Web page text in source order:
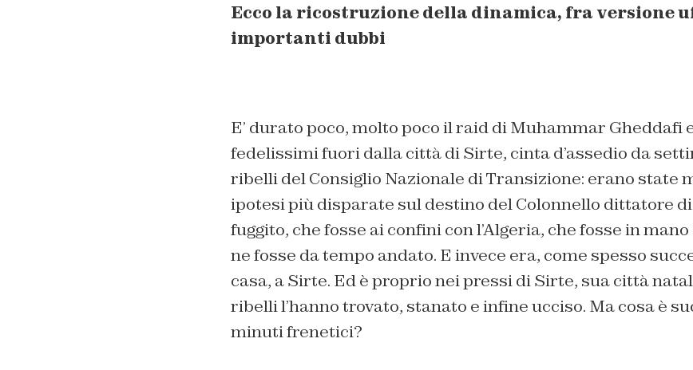
Ecco la ricostruzione della dinamica, fra versione
importanti dubbi
E’ durato poco, molto poco il raid di Muhammar Gheddafi
fedelissimi fuori dalla città di Sirte, cinta d’assedio da
ribelli del Consiglio Nazionale di Transizione: erano state
ipotesi più disparate sul destino del Colonnello dittatore
fuggito, che fosse ai confini con l’Algeria, che fosse in
ne fosse da tempo andato. E invece era, come spesso
casa, a Sirte. Ed è proprio nei pressi di Sirte, sua città
ribelli l’hanno trovato, stanato e infine ucciso. Ma cosa è
minuti frenetici?